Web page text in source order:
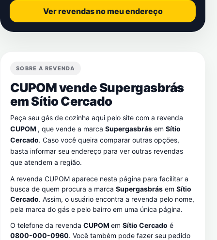
Ver revendas no meu endereço
SOBRE A REVENDA
CUPOM vende Supergasbrás
emSítio Cercado
Peça seu gás de cozinha aqui pelo site com a revenda
CUPOM , que vende a marca Supergasbrás em Sítio
Cercado. Caso você queira comparar outras opções,
basta informar seu endereço para ver outras revendas
que atendem a região.
A revenda CUPOM aparece nesta página para facilitar a
busca de quem procura a marca Supergasbrás em Sítio
Cercado. Assim, o usuário encontra a revenda pelo nome,
pela marca do gás e pelo bairro em uma única página.
O telefone da revenda CUPOM em Sítio Cercado é
0800-000-0960. Você também pode fazer seu pedido